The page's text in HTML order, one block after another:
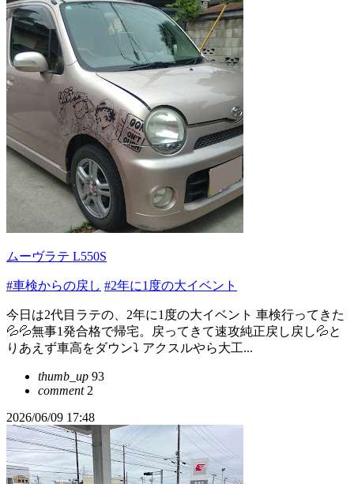
ムーヴラテ L550S
#車検からの戻し #2年に1度の大イベント
今日は2代目ラテの、2年に1度の大イベント 車検行ってきた
💦💦無事1発合格で帰宅。戻ってきて速攻純正戻し戻し💦と
りあえず車高をダウン⤵︎ アクスルやら大工...
thumb_up 93
comment2
2026/06/09 17:48